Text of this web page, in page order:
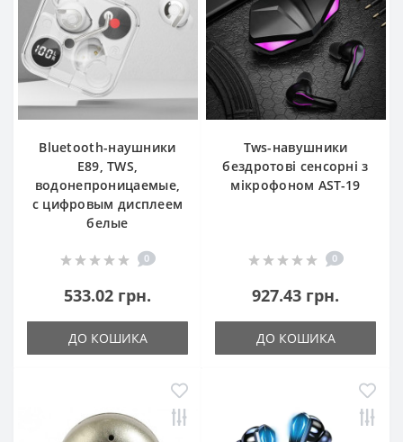
Bluetooth-наушники
E89, TWS,
водонепроницаемые,
с цифровым дисплеем
белые
0
533.02 грн.
ДО КОШИКА
Tws-навушники
бездротові сенсорні з
мікрофоном AST-19
0
927.43 грн.
ДО КОШИКА